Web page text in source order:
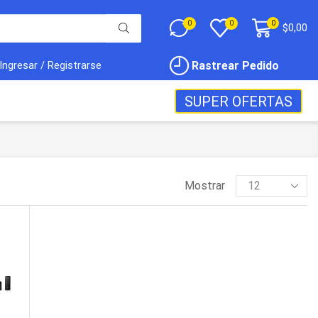
0 0 0 $0,00
Ingresar / Registrarse Rastrear Pedido
SUPER OFERTAS
Mostrar